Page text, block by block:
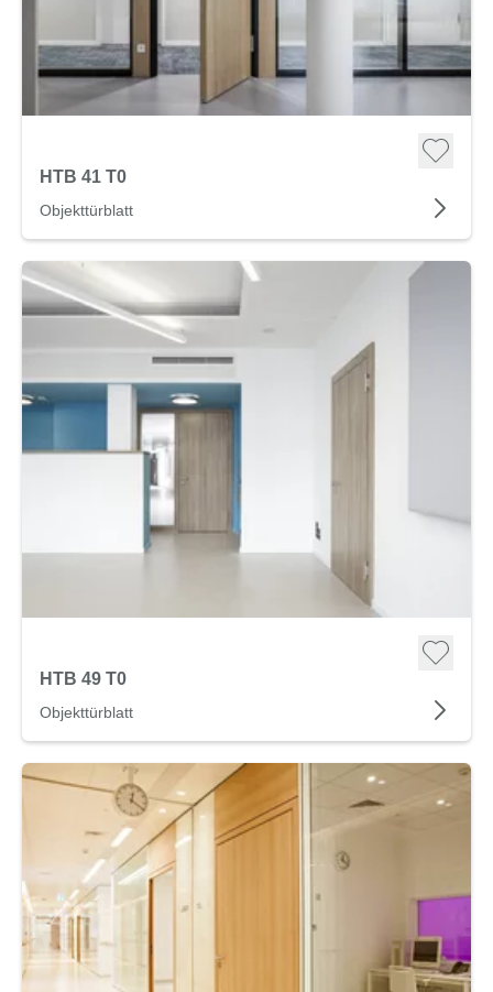
HTB 41 T0
Objekttürblatt
HTB 49 T0
Objekttürblatt